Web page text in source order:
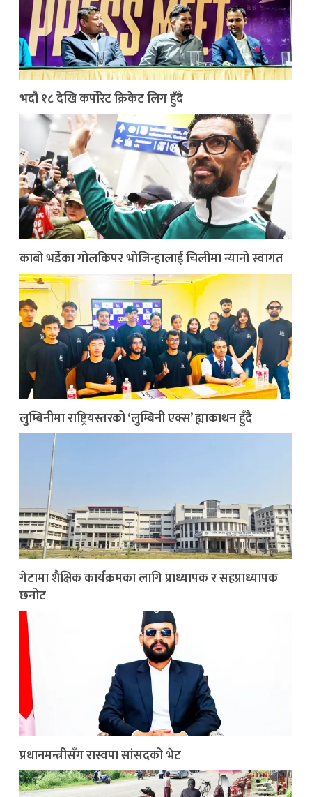
भदौ १८ देखि कर्पोरेट क्रिकेट लिग हुँदै
काबो भर्डेका गोलकिपर भोजिन्हालाई चिलीमा न्यानो स्वागत
लुम्बिनीमा राष्ट्रियस्तरको ‘लुम्बिनी एक्स’ ह्याकाथन हुँदै
गेटामा शैक्षिक कार्यक्रमका लागि प्राध्यापक र सहप्राध्यापक
छनोट
प्रधानमन्त्रीसँग रास्वपा सांसदको भेट